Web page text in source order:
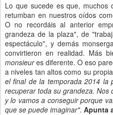
Lo que sucede es que,
retumban en nuestros oídos
O no recordáis al anterior
grandeza de la plaza", de
espectáculo", y demás
convirtieron en realidad. Más
monsieures diferente. O eso
a niveles tan altos como su
el final de la temporada 2014 la
recuperar toda su grandeza. Nos
y lo vamos a conseguir porque
que se puede imaginar". Apunta